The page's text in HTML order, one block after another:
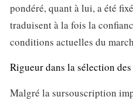
pondéré, quant à lui, a été
traduisent à la fois la
conditions actuelles du
Rigueur dans la sélection
Malgré la sursouscription